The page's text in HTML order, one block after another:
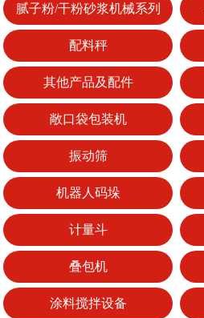
1
腻子粉/干粉砂浆机械系列
配料秤
其他产品及配件
敞口袋包装机
振动筛
机器人码垛
计量斗
叠包机
涂料搅拌设备